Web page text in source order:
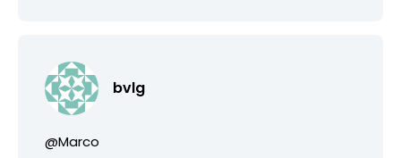
bvlg
@Marco